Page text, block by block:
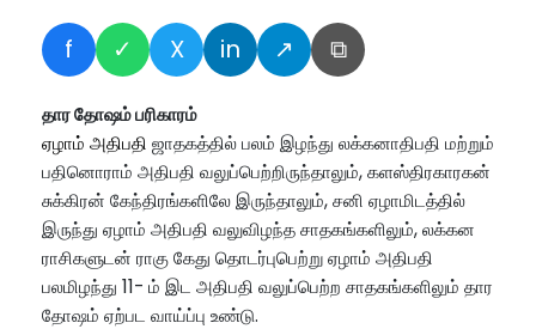
f ✓ X in ↗ ⧉
தார தோஷம் பரிகாரம்
ஏழாம் அதிபதி ஜாதகத்தில் பலம் இழந்து லக்கனாதிபதி மற்றும்
பதினொராம் அதிபதி வலுப்பெற்றிருந்தாலும், களஸ்திரகாரகன்
சுக்கிரன் கேந்திரங்களிலே இருந்தாலும், சனி ஏழாமிடத்தில்
இருந்து ஏழாம் அதிபதி வலுவிழந்த சாதகங்களிலும், லக்கன
ராசிகளுடன் ராகு கேது தொடர்புபெற்று ஏழாம் அதிபதி
பலமிழந்து 11- ம் இட அதிபதி வலுப்பெற்ற சாதகங்களிலும் தார
தோஷம் ஏற்பட வாய்ப்பு உண்டு.